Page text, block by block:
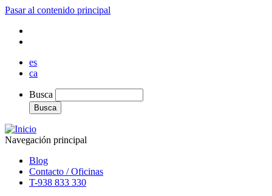
Pasar al contenido principal
es
ca
Busca
Busca
Navegación principal
Blog
Contacto / Oficinas
T-938 833 330